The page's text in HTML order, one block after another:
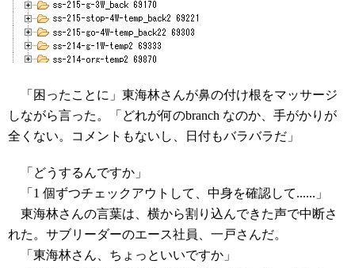
「困ったことに」東海林さんが鼻の付け根をマッサージ
しながら言った。「どれが何のbranch なのか、手がかりが
全くない。コメントもないし、日付もバラバラだ」
「どうするんですか」
「1 個ずつチェックアウトして、中身を確認して......」
東海林さんの言葉は、横から割り込んできた声で中断さ
れた。サブリーダーのエース社員、一戸さんだ。
「東海林さん、ちょっといいですか」